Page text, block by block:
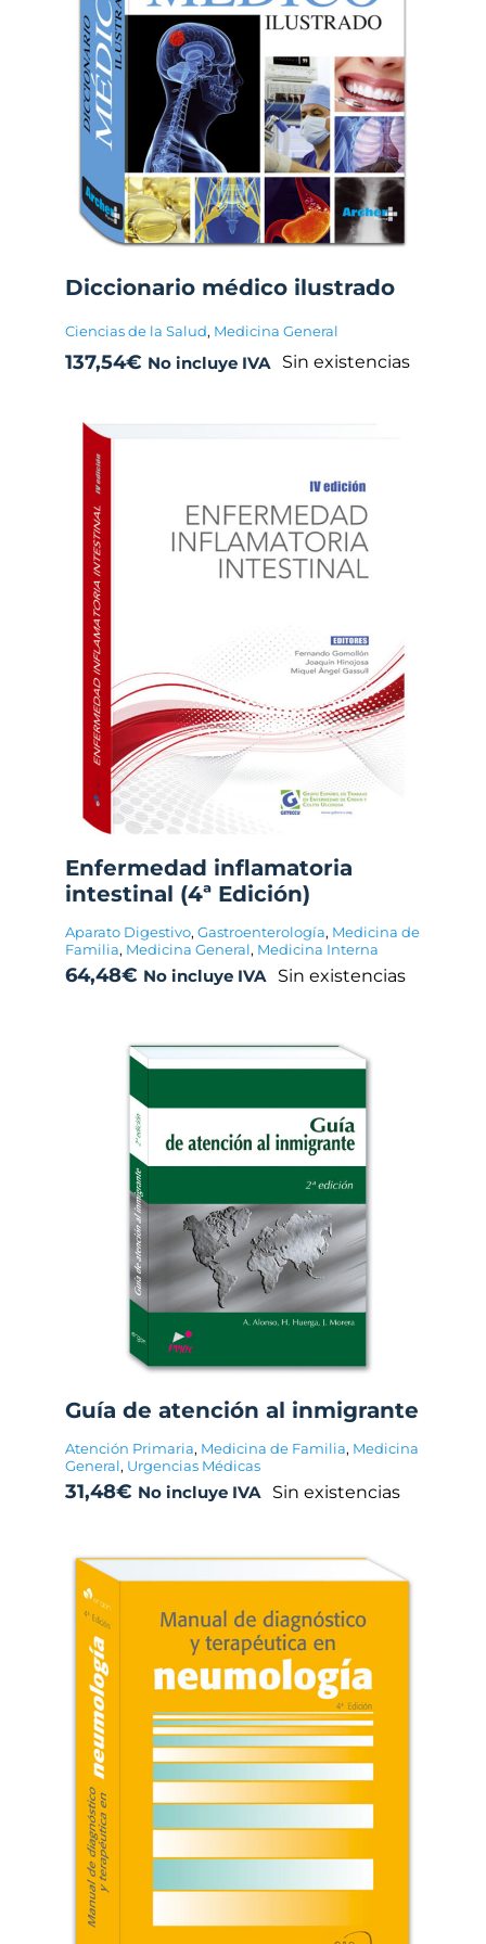
Diccionario médico ilustrado
Ciencias de la Salud, Medicina General
137,54€ No incluye IVA Sin existencias
Enfermedad inflamatoria
intestinal (4ª Edición)
Aparato Digestivo, Gastroenterología, Medicina de
Familia, Medicina General, Medicina Interna
64,48€ No incluye IVA Sin existencias
Guía de atención al inmigrante
Atención Primaria, Medicina de Familia, Medicina
General, Urgencias Médicas
31,48€ No incluye IVA Sin existencias